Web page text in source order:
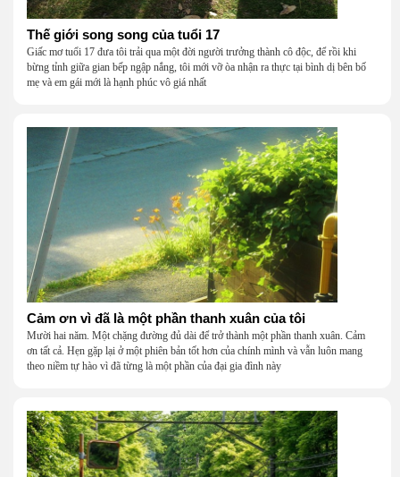
Thế giới song song của tuổi 17
Giấc mơ tuổi 17 đưa tôi trải qua một đời người trưởng thành cô độc, để rồi khi
bừng tỉnh giữa gian bếp ngập nắng, tôi mới vỡ òa nhận ra thực tại bình dị bên bố
mẹ và em gái mới là hạnh phúc vô giá nhất
Cảm ơn vì đã là một phần thanh xuân của tôi
Mười hai năm. Một chặng đường đủ dài để trở thành một phần thanh xuân. Cảm
ơn tất cả. Hẹn gặp lại ở một phiên bản tốt hơn của chính mình và vẫn luôn mang
theo niềm tự hào vì đã từng là một phần của đại gia đình này